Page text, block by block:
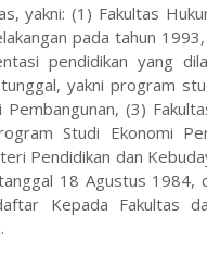
yakni: (1) Fakultas
pada tahun
pendidikan yang
yakni program
(3)
Studi Ekonomi
Pendidikan dan
18 Agustus 1984,
Kepada Fakultas